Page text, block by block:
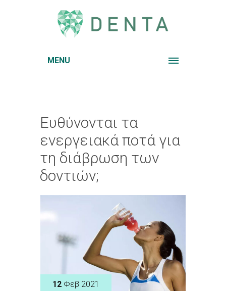
MENU
Ευθύνονται τα
ενεργειακά ποτά για
τη διάβρωση των
δοντιών;
12 Φεβ 2021